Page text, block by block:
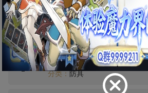
光之鞋
分类：防具
运动鞋
分类： 防具